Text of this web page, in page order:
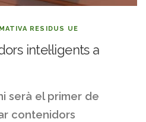
RESIDUS UE
intel·ligents a
serà el primer de
contenidors